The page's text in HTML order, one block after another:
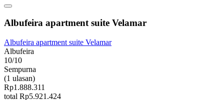
Albufeira apartment suite Velamar
Albufeira apartment suite Velamar
Albufeira
10/10
Sempurna
(1 ulasan)
Rp1.888.311
total Rp5.921.424